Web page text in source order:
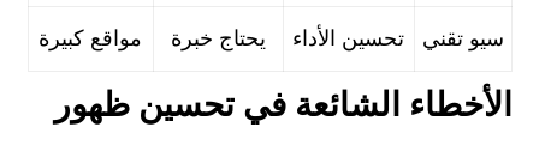
سيو تقني تحسين الأداء يحتاج خبرة مواقع كبيرة
الأخطاء الشائعة في تحسين ظهور